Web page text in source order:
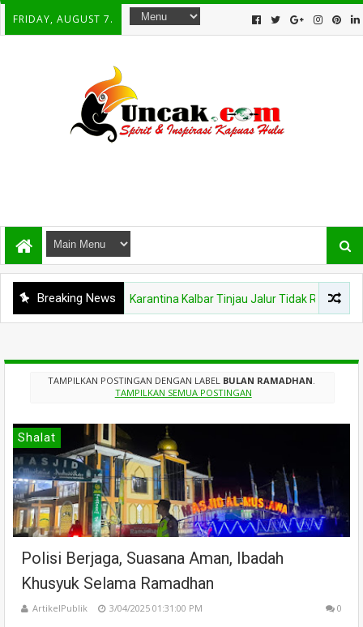
FRIDAY, AUGUST 7.
Breaking News
KAPUAS HULU Balai Karantina Kalbar Tinjau Jalur Tidak Resmi di
TAMPILKAN POSTINGAN DENGAN LABEL BULAN RAMADHAN.
TAMPILKAN SEMUA POSTINGAN
Shalat
Polisi Berjaga, Suasana Aman, Ibadah
Khusyuk Selama Ramadhan
ArtikelPublik 3/04/2025 01:31:00 PM 0